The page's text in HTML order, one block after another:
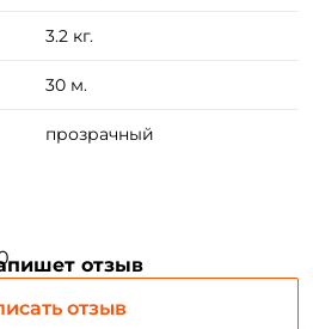
3.2 кг.
30 м.
прозрачный
отзыв
отзыв